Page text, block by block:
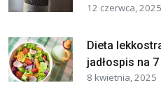
12 czerwca, 2025
Dieta
jadłospis na
8 kwietnia, 2025